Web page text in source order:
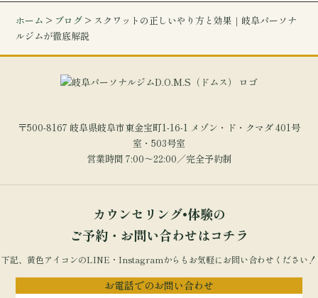
ホーム > ブログ > スクワットの正しいやり方と効果｜岐阜パーソナ
ルジムが徹底解説
〒500-8167 岐阜県岐阜市東金宝町1-16-1 メゾン・ド・クマダ 401号
室・503号室
営業時間 7:00～22:00／完全予約制
カウンセリング•体験の
ご予約・お問い合わせはコチラ
下記、黄色アイコンのLINE・Instagramからもお気軽にお問い合わせください！
お電話でのお問い合わせ